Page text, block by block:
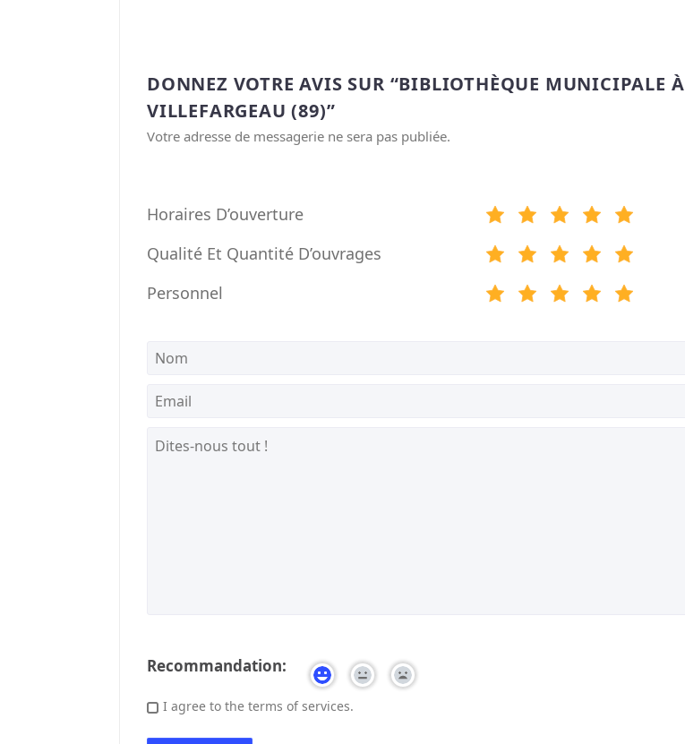
DONNEZ VOTRE AVIS SUR “BIBLIOTHÈQUE MUNICIPALE À
VILLEFARGEAU (89)”
Votre adresse de messagerie ne sera pas publiée.
Horaires D’ouverture
Qualité Et Quantité D’ouvrages
Personnel
Recommandation:
I agree to the terms of services.